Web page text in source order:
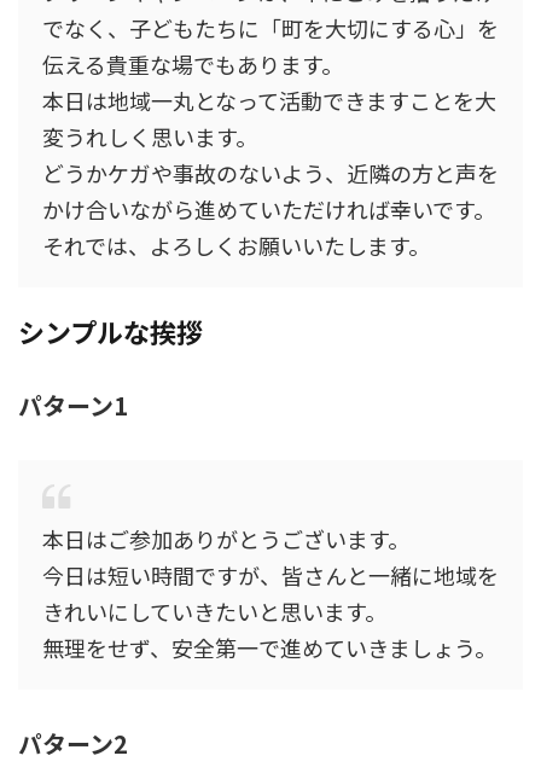
でなく、子どもたちに「町を大切にする心」を
伝える貴重な場でもあります。
本日は地域一丸となって活動できますことを大
変うれしく思います。
どうかケガや事故のないよう、近隣の方と声を
かけ合いながら進めていただければ幸いです。
それでは、よろしくお願いいたします。
シンプルな挨拶
パターン1
本日はご参加ありがとうございます。
今日は短い時間ですが、皆さんと一緒に地域を
きれいにしていきたいと思います。
無理をせず、安全第一で進めていきましょう。
パターン2